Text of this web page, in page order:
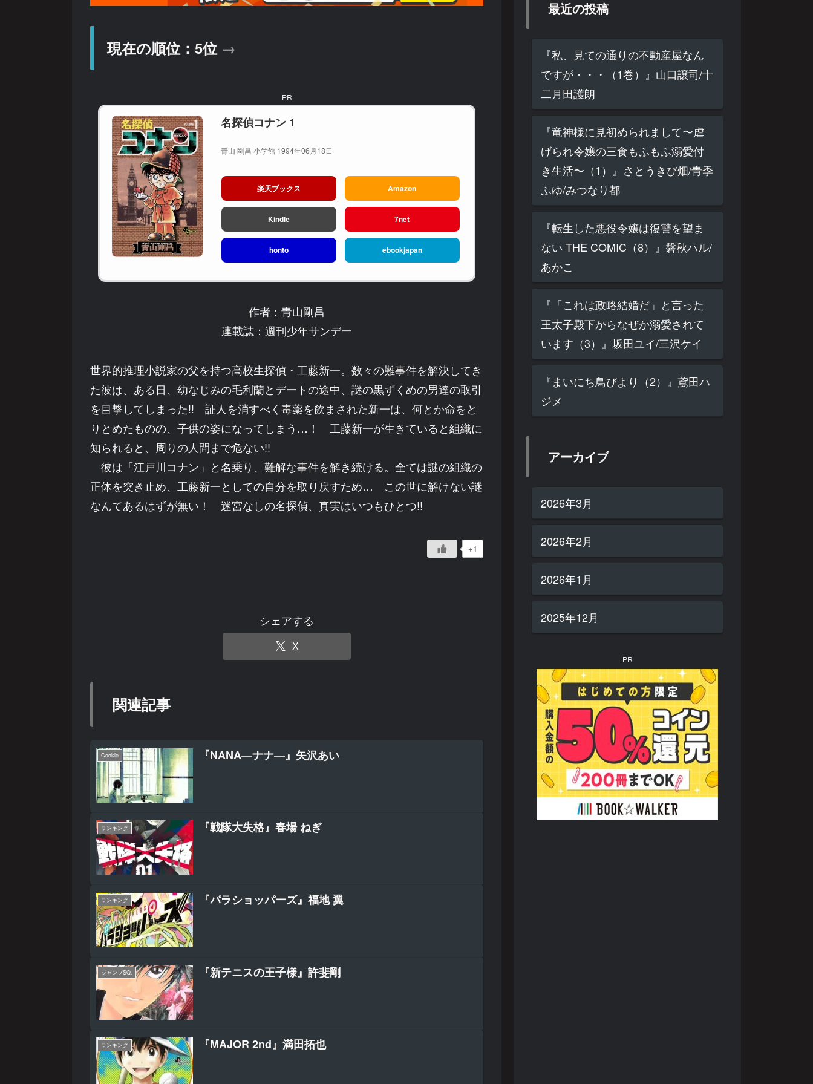
現在の順位：5位 →
PR
名探偵コナン 1
青山 剛昌 小学館 1994年06月18日
楽天ブックス Amazon
Kindle 7net
honto ebookjapan
作者：青山剛昌
連載誌：週刊少年サンデー
世界的推理小説家の父を持つ高校生探偵・工藤新一。数々の難事件を解決してき
た彼は、ある日、幼なじみの毛利蘭とデートの途中、謎の黒ずくめの男達の取引
を目撃してしまった!! 証人を消すべく毒薬を飲まされた新一は、何とか命をと
りとめたものの、子供の姿になってしまう…！ 工藤新一が生きていると組織に
知られると、周りの人間まで危ない!!
彼は「江戸川コナン」と名乗り、難解な事件を解き続ける。全ては謎の組織の
正体を突き止め、工藤新一としての自分を取り戻すため… この世に解けない謎
なんてあるはずが無い！ 迷宮なしの名探偵、真実はいつもひとつ!!
+1
シェアする
X
関連記事
Cookie 『NANA―ナナ―』矢沢あい
ランキング 『戦隊大失格』春場 ねぎ
ランキング 『パラショッパーズ』福地 翼
ジャンプSQ. 『新テニスの王子様』許斐剛
ランキング 『MAJOR 2nd』満田拓也
最近の投稿
『私、見ての通りの不動産屋なん
ですが・・・（1巻）』山口譲司/十
二月田護朗
『竜神様に見初められまして〜虐
げられ令嬢の三食もふもふ溺愛付
き生活〜（1）』さとうきび畑/青季
ふゆ/みつなり都
『転生した悪役令嬢は復讐を望ま
ない THE COMIC（8）』磐秋ハル/
あかこ
『「これは政略結婚だ」と言った
王太子殿下からなぜか溺愛されて
います（3）』坂田ユイ/三沢ケイ
『まいにち鳥びより（2）』鳶田ハ
ジメ
アーカイブ
2026年3月
2026年2月
2026年1月
2025年12月
PR